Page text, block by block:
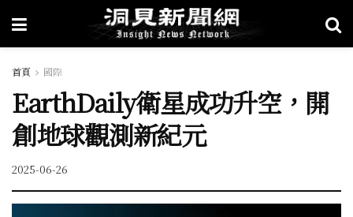
首頁 國際
EarthDaily衛星成功升空，開
創地球觀測新紀元
2025-06-26